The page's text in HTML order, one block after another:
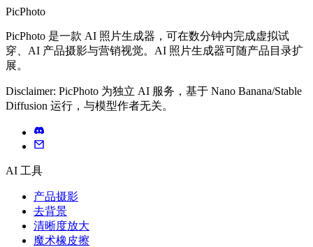
PicPhoto
PicPhoto 是一款 AI 照片生成器，可在数分钟内完成虚拟试
穿、AI 产品摄影与营销视觉。AI 照片生成器可随产品目录扩
展。
Disclaimer: PicPhoto 为独立 AI 服务，基于 Nano Banana/Stable
Diffusion 运行，与模型作者无关。
AI 工具
产品摄影
去背景
清晰度放大
魔术橡皮擦